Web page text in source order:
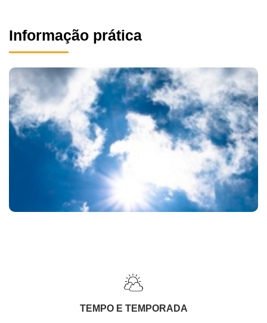
Informação prática
TEMPO E TEMPORADA